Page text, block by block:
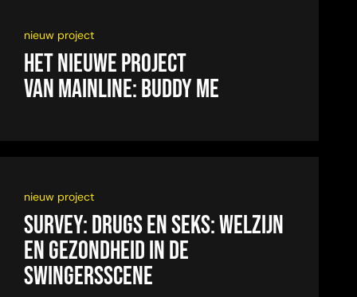
nieuw project
Het nieuwe project
van Mainline: Buddy Me
nieuw project
SURVEY: DRUGS EN SEKS: WELZIJN
EN GEZONDHEID IN DE
SWINGERSSCENE